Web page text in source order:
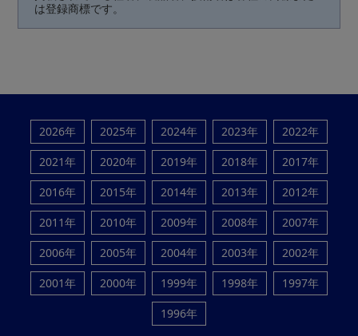
は登録商標です。
2026年 2025年 2024年 2023年
2022年
2021年
2020年 2019年 2018年
2017年
2016年
2015年 2014年 2013年
2012年
2011年
2010年 2009年 2008年
2007年
2006年
2005年 2004年 2003年
2002年
2001年
2000年 1999年 1998年
1997年
1996年